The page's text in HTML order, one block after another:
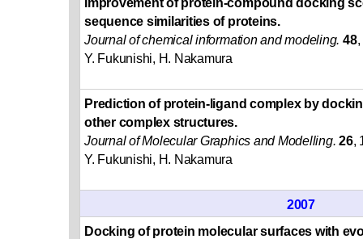
Improvement of protein-compound docking
sequence similarities of proteins.
Journal of chemical information and modeling. 48,
Y. Fukunishi, H. Nakamura
Prediction of protein-ligand complex by
other complex structures.
Journal of Molecular Graphics and Modelling. 26,
Y. Fukunishi, H. Nakamura
2007
Docking of protein molecular surfaces with